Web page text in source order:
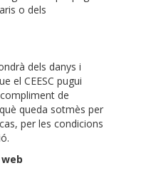
o dels
dels danys i
el CEESC pugui
de
queda sotmès per
per les condicions